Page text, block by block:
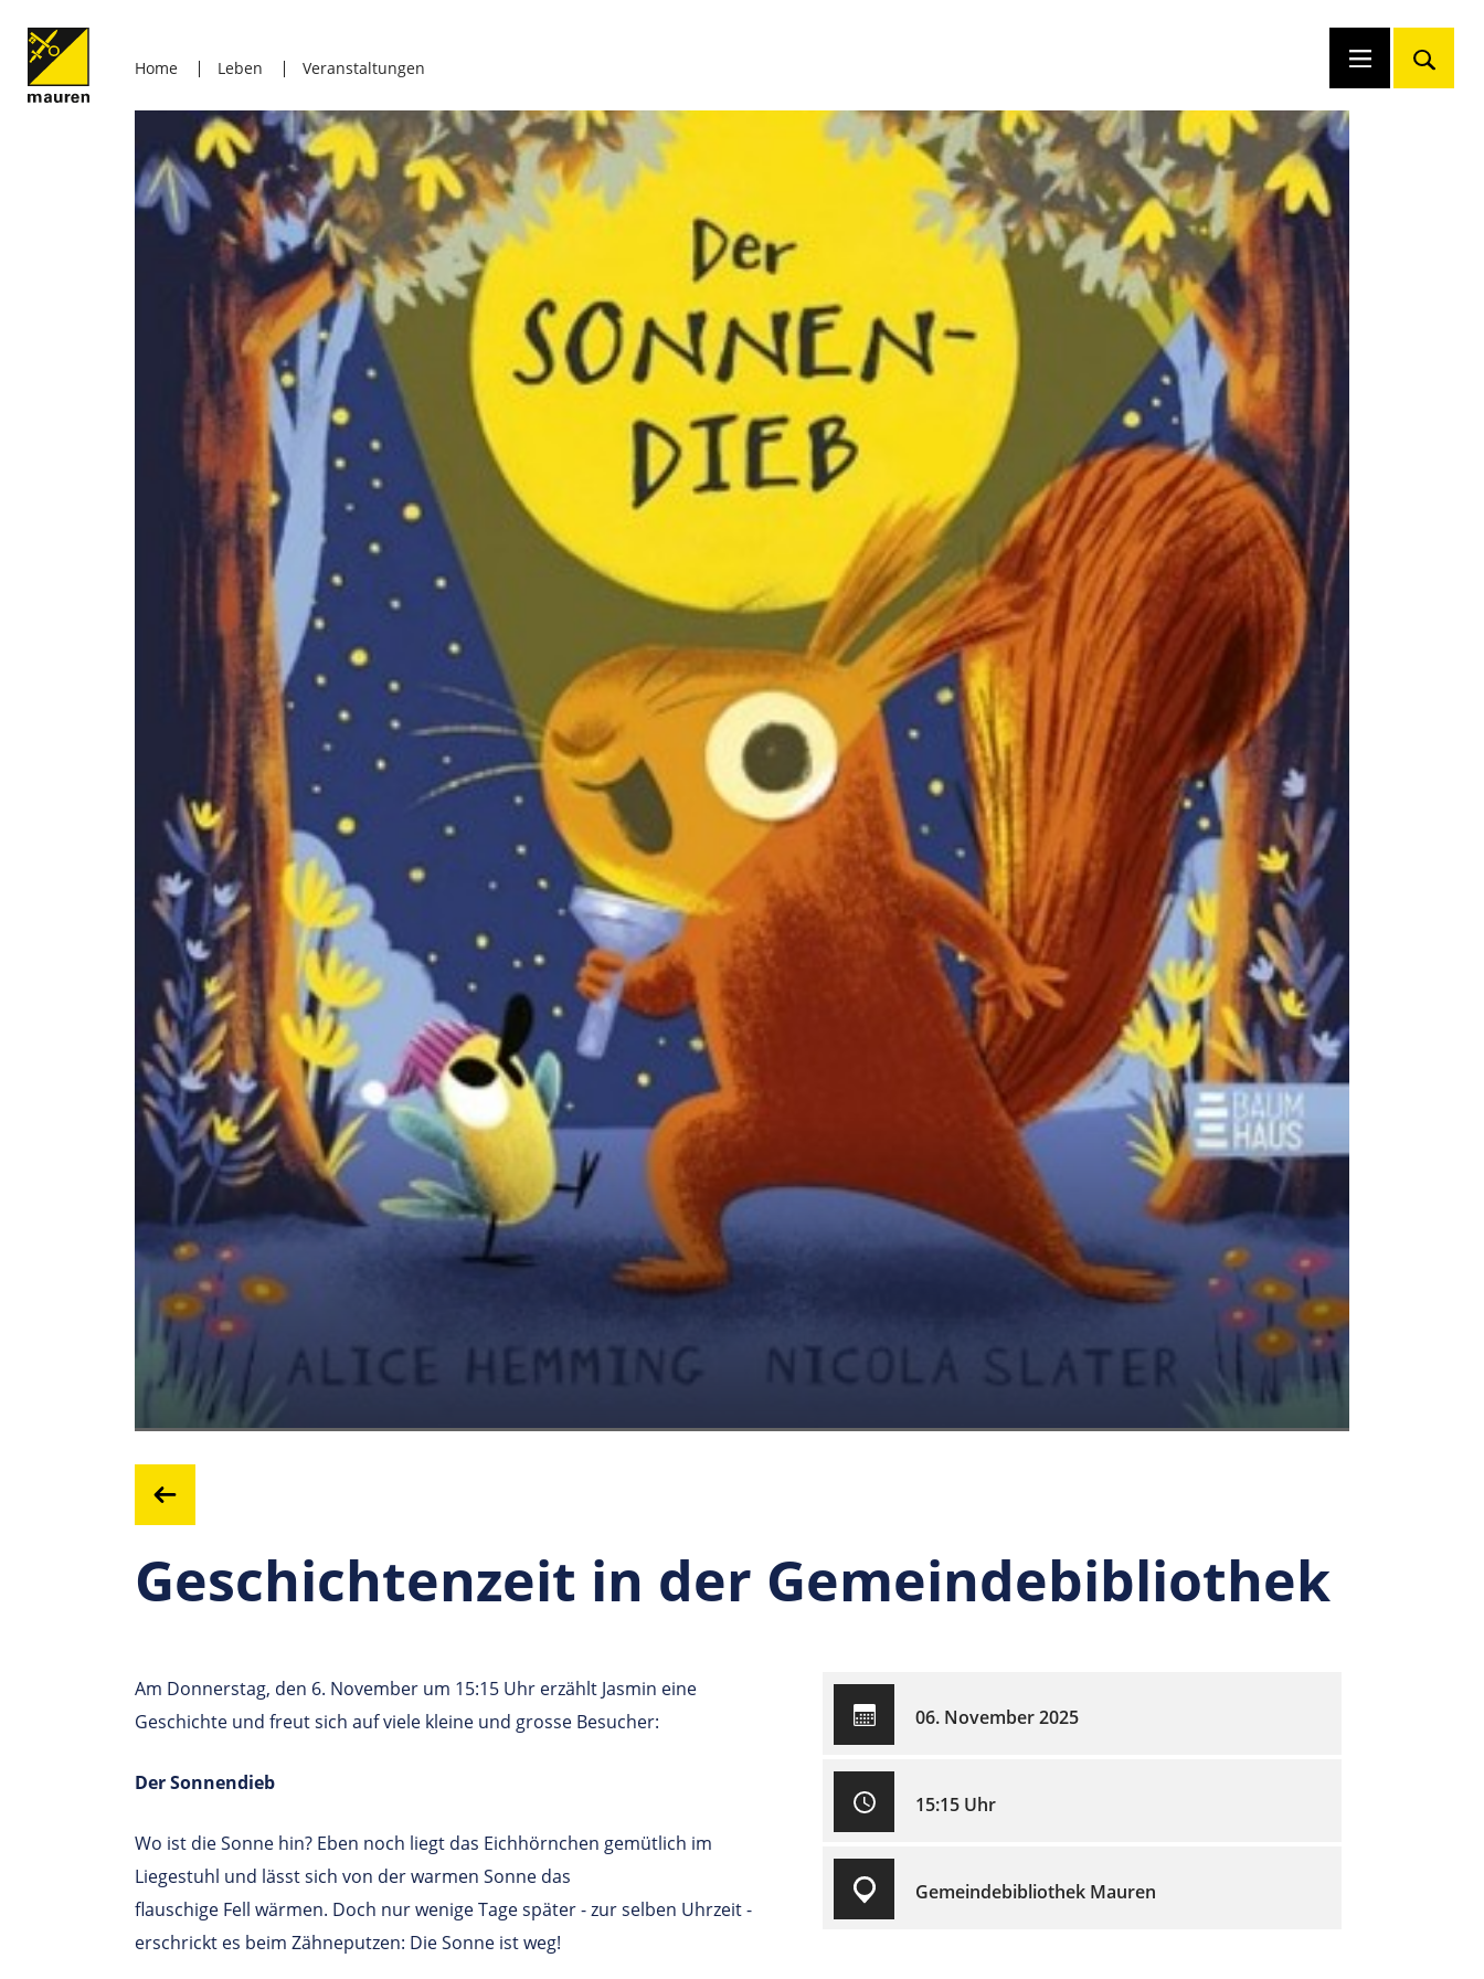
Home Leben Veranstaltungen
Geschichtenzeit in der Gemeindebibliothek
Am Donnerstag, den 6. November um 15:15 Uhr erzählt Jasmin eine
Geschichte und freut sich auf viele kleine und grosse Besucher:
Der Sonnendieb
Wo ist die Sonne hin? Eben noch liegt das Eichhörnchen gemütlich im
Liegestuhl und lässt sich von der warmen Sonne das
flauschige Fell wärmen. Doch nur wenige Tage später - zur selben Uhrzeit -
erschrickt es beim Zähneputzen: Die Sonne ist weg!
06. November 2025
15:15 Uhr
Gemeindebibliothek Mauren